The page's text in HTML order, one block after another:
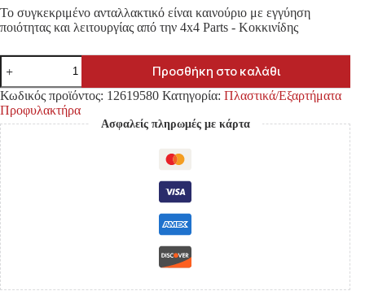
Το συγκεκριμένο ανταλλακτικό είναι καινούριο με εγγύηση
ποιότητας και λειτουργίας από την 4x4 Parts - Κοκκινίδης
ΔΙΧΤΥ
ΠΡΟΦΥΛΑΚΤΗΡΑ
TOYOTA
HILUX
VIGO
'09-
'12
2WD/4WD
ΕΜΠΡΟΣ
ποσότητα
Προσθήκη στο καλάθι
Κωδικός προϊόντος: 12619580 Κατηγορία: Πλαστικά/Εξαρτήματα
Προφυλακτήρα
Ασφαλείς πληρωμές με κάρτα